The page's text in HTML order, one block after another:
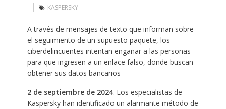
KASPERSKY
A través de mensajes de texto que informan sobre
el seguimiento de un supuesto paquete, los
ciberdelincuentes intentan engañar a las personas
para que ingresen a un enlace falso, donde buscan
obtener sus datos bancarios
2 de septiembre de 2024. Los especialistas de
Kaspersky han identificado un alarmante método de